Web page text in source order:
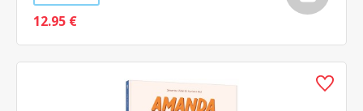
12.95 €